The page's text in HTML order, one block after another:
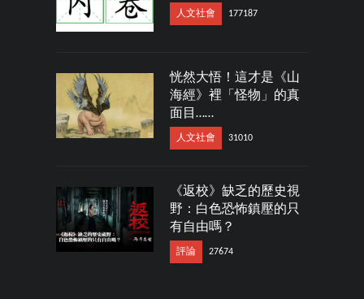
人文社會 177187
恍然大悟！這才是《山
海經》裡「怪物」的真
面目……
人文社會 31010
《返校》缺乏的歷史視
野：白色恐怖鎮壓的只
有自由嗎？
評論 27674